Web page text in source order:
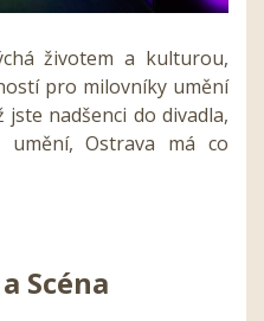
životem a kulturou,
pro milovníky umění
nadšenci do divadla,
umění, Ostrava má co
Scéna